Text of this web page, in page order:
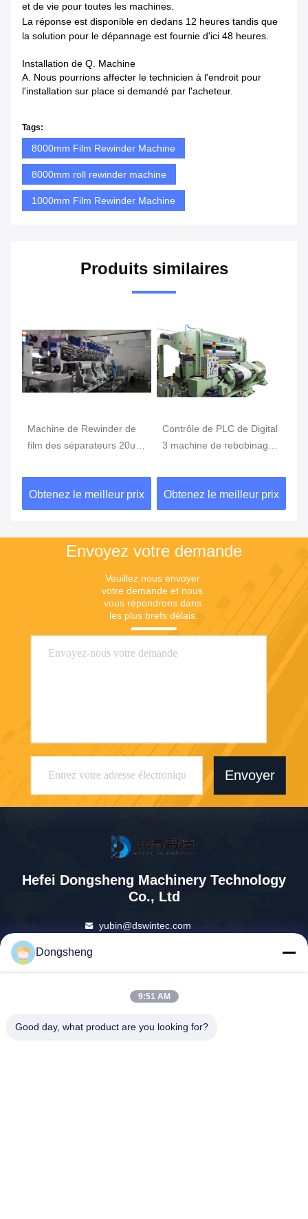
et de vie pour toutes les machines.
La réponse est disponible en dedans 12 heures tandis que
la solution pour le dépannage est fournie d'ici 48 heures.
Installation de Q. Machine
A. Nous pourrions affecter le technicien à l'endroit pour
l'installation sur place si demandé par l'acheteur.
Tags:
8000mm Film Rewinder Machine
8000mm roll rewinder machine
1000mm Film Rewinder Machine
Produits similaires
Machine de Rewinder de
film des séparateurs 20um
Obtenez le meilleur prix
Contrôle de PLC de Digital
3 machine de rebobinage
650mm, machine de
Rewinder de découpeuse
Obtenez le meilleur prix
Envoyez votre demande
Veuillez nous envoyer
votre demande et nous
vous répondrons dans
les plus brefs délais.
Envoyer
Hefei Dongsheng Machinery Technology
Co., Ltd
yubin@dswintec.com
ne de développement écono
mique, Hefei, Anhui, Chine
Dongsheng
9:51 AM
Good day, what product are you looking for?